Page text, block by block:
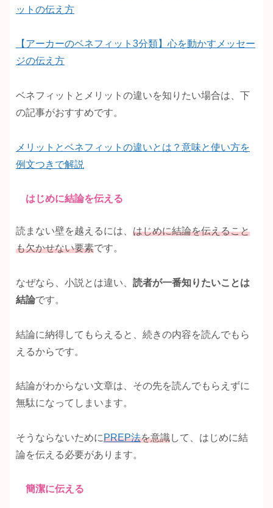
ットの伝え方
【アーカーのベネフィット3分類】心を動かすメッセー
ジの伝え方
ベネフィットとメリットの違いを知りたい場合は、下
の記事がおすすめです。
メリットとベネフィットの違いとは？意味と使い方を
例文つきで解説
はじめに結論を伝える
読まない壁を越えるには、 はじめに結論を伝えること
も欠かせない要素です。
なぜなら、小説とは違い、 読者が一番知りたいことは
結論です。
結論に納得してもらえると、続きの内容を読んでもら
えるからです。
結論がわからない文章は、その先を読んでもらえずに
無駄になってしまいます。
そうならないためにPREP法を意識して、はじめに結
論を伝える必要があります。
簡潔に伝える